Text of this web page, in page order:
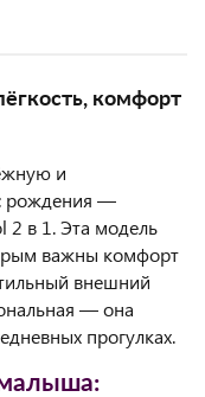
комфорт
и
рождения —
2 в 1. Эта модель
важны комфорт
внешний
— она
прогулках.